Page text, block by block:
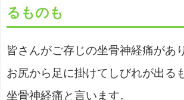
るものも
皆さんがご存じの坐骨神経痛があ
お尻から足に掛けてしびれが出る
坐骨神経痛と言います。